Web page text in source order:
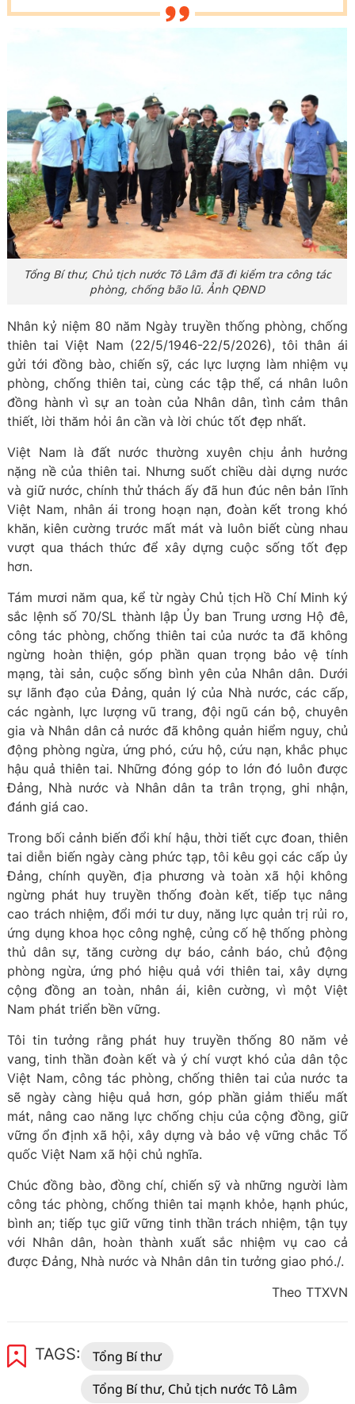
Tổng Bí thư, Chủ tịch nước Tô Lâm đã đi kiểm tra công tác
phòng, chống bão lũ. Ảnh QĐND
Nhân kỷ niệm 80 năm Ngày truyền thống phòng, chống
thiên tai Việt Nam (22/5/1946-22/5/2026), tôi thân ái
gửi tới đồng bào, chiến sỹ, các lực lượng làm nhiệm vụ
phòng, chống thiên tai, cùng các tập thể, cá nhân luôn
đồng hành vì sự an toàn của Nhân dân, tình cảm thân
thiết, lời thăm hỏi ân cần và lời chúc tốt đẹp nhất.
Việt Nam là đất nước thường xuyên chịu ảnh hưởng
nặng nề của thiên tai. Nhưng suốt chiều dài dựng nước
và giữ nước, chính thử thách ấy đã hun đúc nên bản lĩnh
Việt Nam, nhân ái trong hoạn nạn, đoàn kết trong khó
khăn, kiên cường trước mất mát và luôn biết cùng nhau
vượt qua thách thức để xây dựng cuộc sống tốt đẹp
hơn.
Tám mươi năm qua, kể từ ngày Chủ tịch Hồ Chí Minh ký
sắc lệnh số 70/SL thành lập Ủy ban Trung ương Hộ đê,
công tác phòng, chống thiên tai của nước ta đã không
ngừng hoàn thiện, góp phần quan trọng bảo vệ tính
mạng, tài sản, cuộc sống bình yên của Nhân dân. Dưới
sự lãnh đạo của Đảng, quản lý của Nhà nước, các cấp,
các ngành, lực lượng vũ trang, đội ngũ cán bộ, chuyên
gia và Nhân dân cả nước đã không quản hiểm nguy, chủ
động phòng ngừa, ứng phó, cứu hộ, cứu nạn, khắc phục
hậu quả thiên tai. Những đóng góp to lớn đó luôn được
Đảng, Nhà nước và Nhân dân ta trân trọng, ghi nhận,
đánh giá cao.
Trong bối cảnh biến đổi khí hậu, thời tiết cực đoan, thiên
tai diễn biến ngày càng phức tạp, tôi kêu gọi các cấp ủy
Đảng, chính quyền, địa phương và toàn xã hội không
ngừng phát huy truyền thống đoàn kết, tiếp tục nâng
cao trách nhiệm, đổi mới tư duy, năng lực quản trị rủi ro,
ứng dụng khoa học công nghệ, củng cố hệ thống phòng
thủ dân sự, tăng cường dự báo, cảnh báo, chủ động
phòng ngừa, ứng phó hiệu quả với thiên tai, xây dựng
cộng đồng an toàn, nhân ái, kiên cường, vì một Việt
Nam phát triển bền vững.
Tôi tin tưởng rằng phát huy truyền thống 80 năm vẻ
vang, tinh thần đoàn kết và ý chí vượt khó của dân tộc
Việt Nam, công tác phòng, chống thiên tai của nước ta
sẽ ngày càng hiệu quả hơn, góp phần giảm thiểu mất
mát, nâng cao năng lực chống chịu của cộng đồng, giữ
vững ổn định xã hội, xây dựng và bảo vệ vững chắc Tổ
quốc Việt Nam xã hội chủ nghĩa.
Chúc đồng bào, đồng chí, chiến sỹ và những người làm
công tác phòng, chống thiên tai mạnh khỏe, hạnh phúc,
bình an; tiếp tục giữ vững tinh thần trách nhiệm, tận tụy
với Nhân dân, hoàn thành xuất sắc nhiệm vụ cao cả
được Đảng, Nhà nước và Nhân dân tin tưởng giao phó./.
Theo TTXVN
TAGS:
Tổng Bí thư
Tổng Bí thư, Chủ tịch nước Tô Lâm